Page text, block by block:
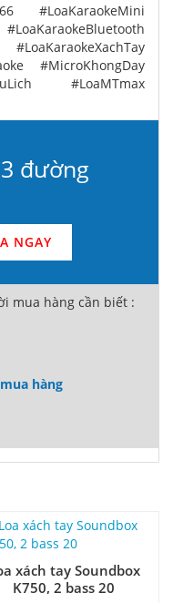
#LoaKaraokeMini
#MicroKhongDay
#LoaMTmax
đường
NGAY
mua hàng cần biết :
hàng
xách tay Soundbox
K750, 2 bass 20